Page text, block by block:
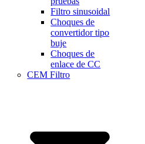
Filtro sinusoidal
Choques de
convertidor tipo
buje
Choques de
enlace de CC
CEM Filtro